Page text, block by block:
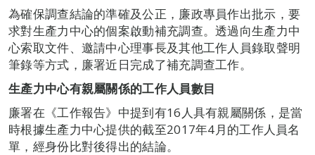
為確保調查結論的準確及公正，廉政專員作出批示，要
求對生產力中心的個案啟動補充調查。透過向生產力中
心索取文件、邀請中心理事長及其他工作人員錄取聲明
筆錄等方式，廉署近日完成了補充調查工作。
生產力中心有親屬關係的工作人員數目
廉署在《工作報告》中提到有16人具有親屬關係，是當
時根據生產力中心提供的截至2017年4月的工作人員名
單，經身份比對後得出的結論。